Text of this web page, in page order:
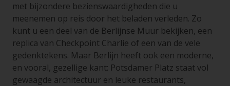
met bijzondere bezienswaardigheden die u
meenemen op reis door het beladen verleden. Zo
kunt u een deel van de Berlijnse Muur bekijken, een
replica van Checkpoint Charlie of een van de vele
gedenktekens. Maar Berlijn heeft ook een moderne,
en vooral, gezellige kant: Potsdamer Platz staat vol
gewaagde architectuur en leuke restaurants,